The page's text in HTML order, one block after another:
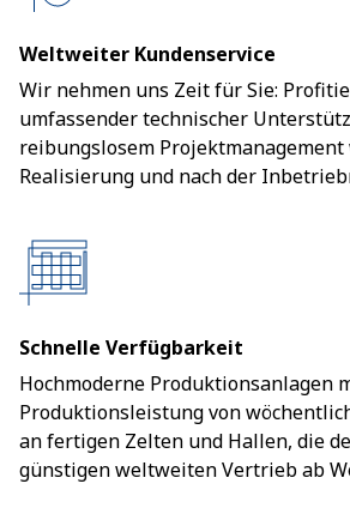
Weltweiter Kundenservice
Wir nehmen uns Zeit für Sie:
umfassender technischer
reibungslosem
Realisierung und nach der
Schnelle Verfügbarkeit
Hochmoderne Produktionsanlagen
Produktionsleistung von
an fertigen Zelten und Hallen, die
günstigen weltweiten Vertrieb ab